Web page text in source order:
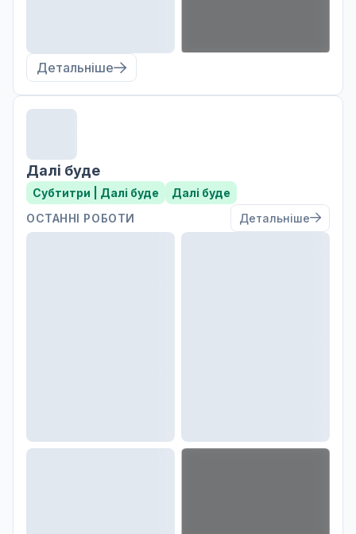
Детальніше
Далі буде
Субтитри | Далі буде
Далі буде
ОСТАННІ РОБОТИ
Детальніше